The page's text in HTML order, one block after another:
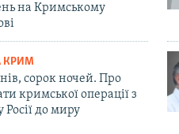
на Кримському
КРИМ
сорок ночей. Про
кримської операції з
Росії до миру